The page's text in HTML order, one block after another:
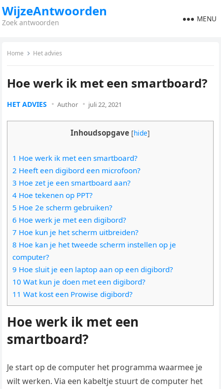
WijzeAntwoorden
Zoek antwoorden MENU
Home Het advies
Hoe werk ik met een smartboard?
HET ADVIES Author juli 22, 2021
Inhoudsopgave [hide]
1 Hoe werk ik met een smartboard?
2 Heeft een digibord een microfoon?
3 Hoe zet je een smartboard aan?
4 Hoe tekenen op PPT?
5 Hoe 2e scherm gebruiken?
6 Hoe werk je met een digibord?
7 Hoe kun je het scherm uitbreiden?
8 Hoe kan je het tweede scherm instellen op je
computer?
9 Hoe sluit je een laptop aan op een digibord?
10 Wat kun je doen met een digibord?
11 Wat kost een Prowise digibord?
Hoe werk ik met een
smartboard?
Je start op de computer het programma waarmee je
wilt werken. Via een kabeltje stuurt de computer het